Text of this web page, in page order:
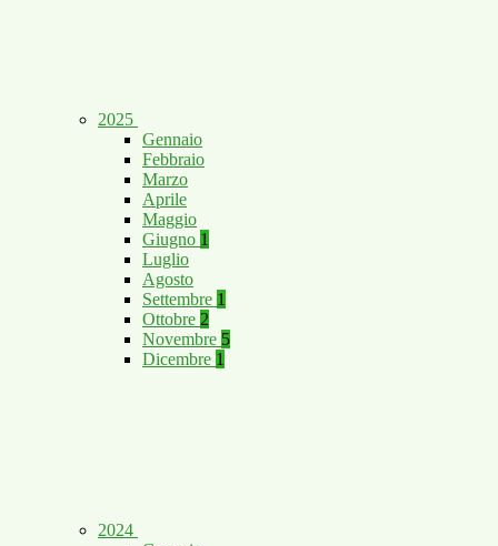
2025
Gennaio
Febbraio
Marzo
Aprile
Maggio
Giugno 1
Luglio
Agosto
Settembre 1
Ottobre 2
Novembre 5
Dicembre 1
2024